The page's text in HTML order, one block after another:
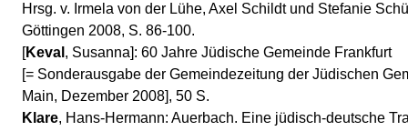
Hrsg. v. Irmela von der Lühe, Axel Schildt und Stefanie
Göttingen 2008, S. 86-100.
[Keval , Susanna]: 60 Jahre Jüdische Gemeinde Frankfurt
[= Sonderausgabe der Gemeindezeitung der Jüdischen
Main, Dezember 2008], 50 S.
Klare, Hans-Hermann: Auerbach. Eine jüdisch-deutsche